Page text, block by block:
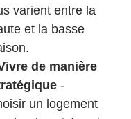
varient entre la
et la basse
de manière
-
un logement